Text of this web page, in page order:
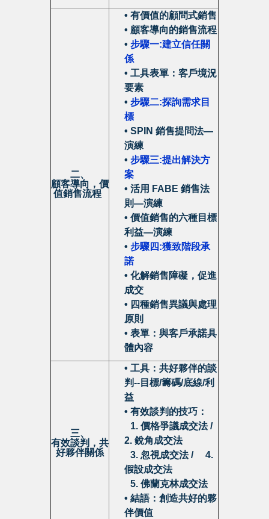
二、
顧客導向，價
值銷售流程
• 有價值的顧問式銷售
• 顧客導向的銷售流程
• 步驟一:建立信任關
係
• 工具表單： 客戶境況
要素
• 步驟二:探詢需求目
標
• SPIN 銷售提問法—
演練
• 步驟三:提出解決方
案
• 活用 FABE 銷售法
則—演練
• 價值銷售的六種目標
利益—演練
• 步驟四:獲致階段承
諾
• 化解銷售障礙，促進
成交
• 四種銷售異議與處理
原則
• 表單：與客戶承諾具
體內容
三、
有效談判，共
好夥伴關係
• 工具：共好夥伴的談
判-- 目標/籌碼/底線/利
益
• 有效談判的技巧：
1. 價格爭議成交法 /
2. 銳角成交法
3. 忽視成交法 / 4.
假設成交法
5. 佛蘭克林成交法
• 結語： 創造共好的夥
伴價值